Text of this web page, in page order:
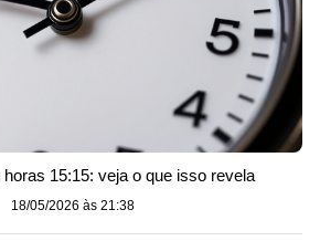
15:15: veja o que isso revela
18/05/2026 às 21:38